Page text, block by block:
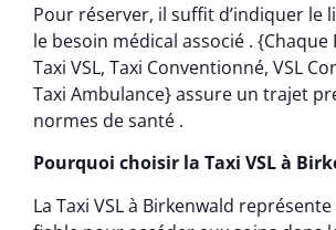
Pour réserver, il suffit d’indiquer le
le besoin médical associé . {Chaque
Taxi VSL, Taxi Conventionné, VSL
Taxi Ambulance} assure un trajet
normes de santé .
Pourquoi choisir la Taxi VSL à
La Taxi VSL à Birkenwald